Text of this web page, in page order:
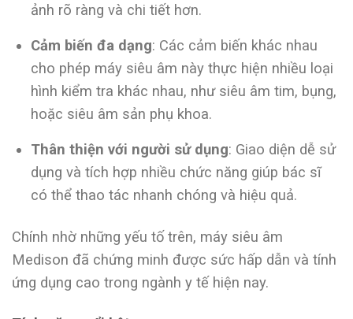
ảnh rõ ràng và chi tiết hơn.
Cảm biến đa dạng: Các cảm biến khác nhau
cho phép máy siêu âm này thực hiện nhiều loại
hình kiểm tra khác nhau, như siêu âm tim, bụng,
hoặc siêu âm sản phụ khoa.
Thân thiện với người sử dụng: Giao diện dễ sử
dụng và tích hợp nhiều chức năng giúp bác sĩ
có thể thao tác nhanh chóng và hiệu quả.
Chính nhờ những yếu tố trên, máy siêu âm
Medison đã chứng minh được sức hấp dẫn và tính
ứng dụng cao trong ngành y tế hiện nay.